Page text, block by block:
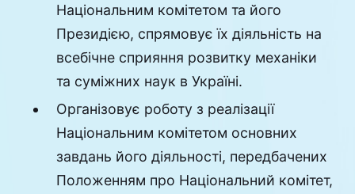
Національним комітетом та його
Президією, спрямовує їх діяльність на
всебічне сприяння розвитку механіки
та суміжних наук в Україні.
Організовує роботу з реалізації
Національним комітетом основних
завдань його діяльності, передбачених
Положенням про Національний комітет,